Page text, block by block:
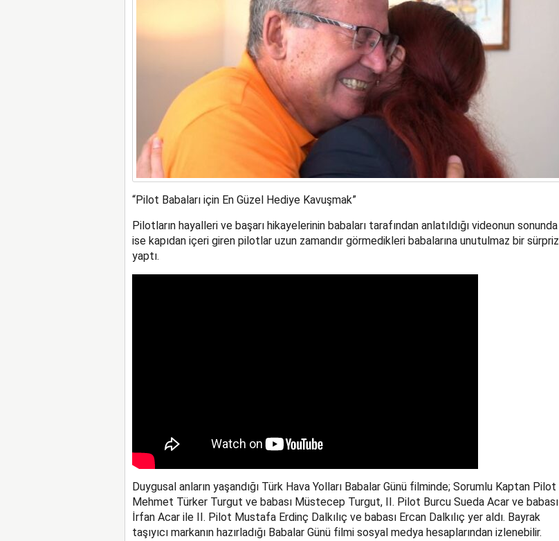
“Pilot Babaları için En Güzel Hediye Kavuşmak”
Pilotların hayalleri ve başarı hikayelerinin babaları tarafından anlatıldığı videonun sonunda
ise kapıdan içeri giren pilotlar uzun zamandır görmedikleri babalarına unutulmaz bir sürpriz
yaptı.
Duygusal anların yaşandığı Türk Hava Yolları Babalar Günü filminde; Sorumlu Kaptan Pilot
Mehmet Türker Turgut ve babası Müstecep Turgut, II. Pilot Burcu Sueda Acar ve babası
İrfan Acar ile II. Pilot Mustafa Erdinç Dalkılıç ve babası Ercan Dalkılıç yer aldı. Bayrak
taşıyıcı markanın hazırladığı Babalar Günü filmi sosyal medya hesaplarından izlenebilir.